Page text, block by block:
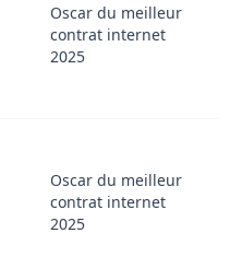
Oscar du meilleur
contrat internet
2025
Oscar du meilleur
contrat internet
2025